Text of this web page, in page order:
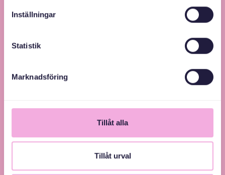
Inställningar
Statistik
Marknadsföring
Tillåt alla
Tillåt urval
Diğer web sitelerine bağlantılar